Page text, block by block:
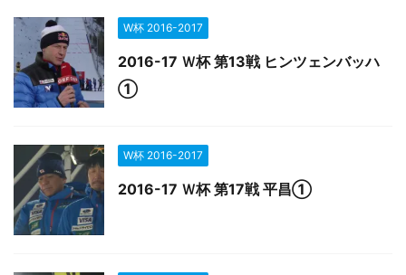
W杯 2016-2017
2016-17 Ｗ杯 第13戦 ヒンツェンバッハ
①
W杯 2016-2017
2016-17 Ｗ杯 第17戦 平昌①